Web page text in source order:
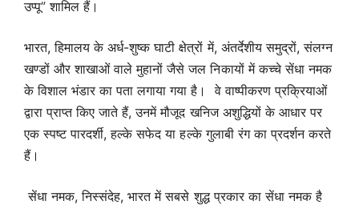
उप्पू” शामिल हैं।
भारत, हिमालय के अर्ध-शुष्क घाटी क्षेत्रों में, अंतर्देशीय समुद्रों, संलग्न
खण्डों और शाखाओं वाले मुहानों जैसे जल निकायों में कच्चे सेंधा नमक
के विशाल भंडार का पता लगाया गया है। वे वाष्पीकरण प्रक्रियाओं
द्वारा प्राप्त किए जाते हैं, उनमें मौजूद खनिज अशुद्धियों के आधार पर
एक स्पष्ट पारदर्शी, हल्के सफेद या हल्के गुलाबी रंग का प्रदर्शन करते
हैं।
सेंधा नमक, निस्संदेह, भारत में सबसे शुद्ध प्रकार का सेंधा नमक है